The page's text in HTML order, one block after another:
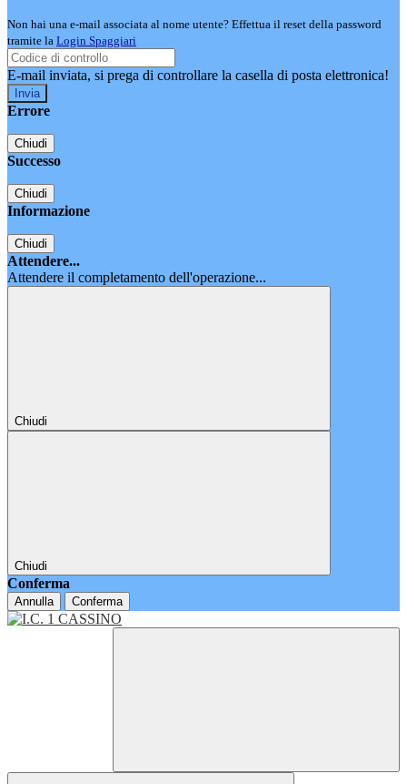
Non hai una e-mail associata al nome utente? Effettua il reset della password
tramite la Login Spaggiari
E-mail inviata, si prega di controllare la casella di posta elettronica!
Errore
Chiudi
Successo
Chiudi
Informazione
Chiudi
Attendere...
Attendere il completamento dell'operazione...
Chiudi
Chiudi
Conferma
Annulla Conferma